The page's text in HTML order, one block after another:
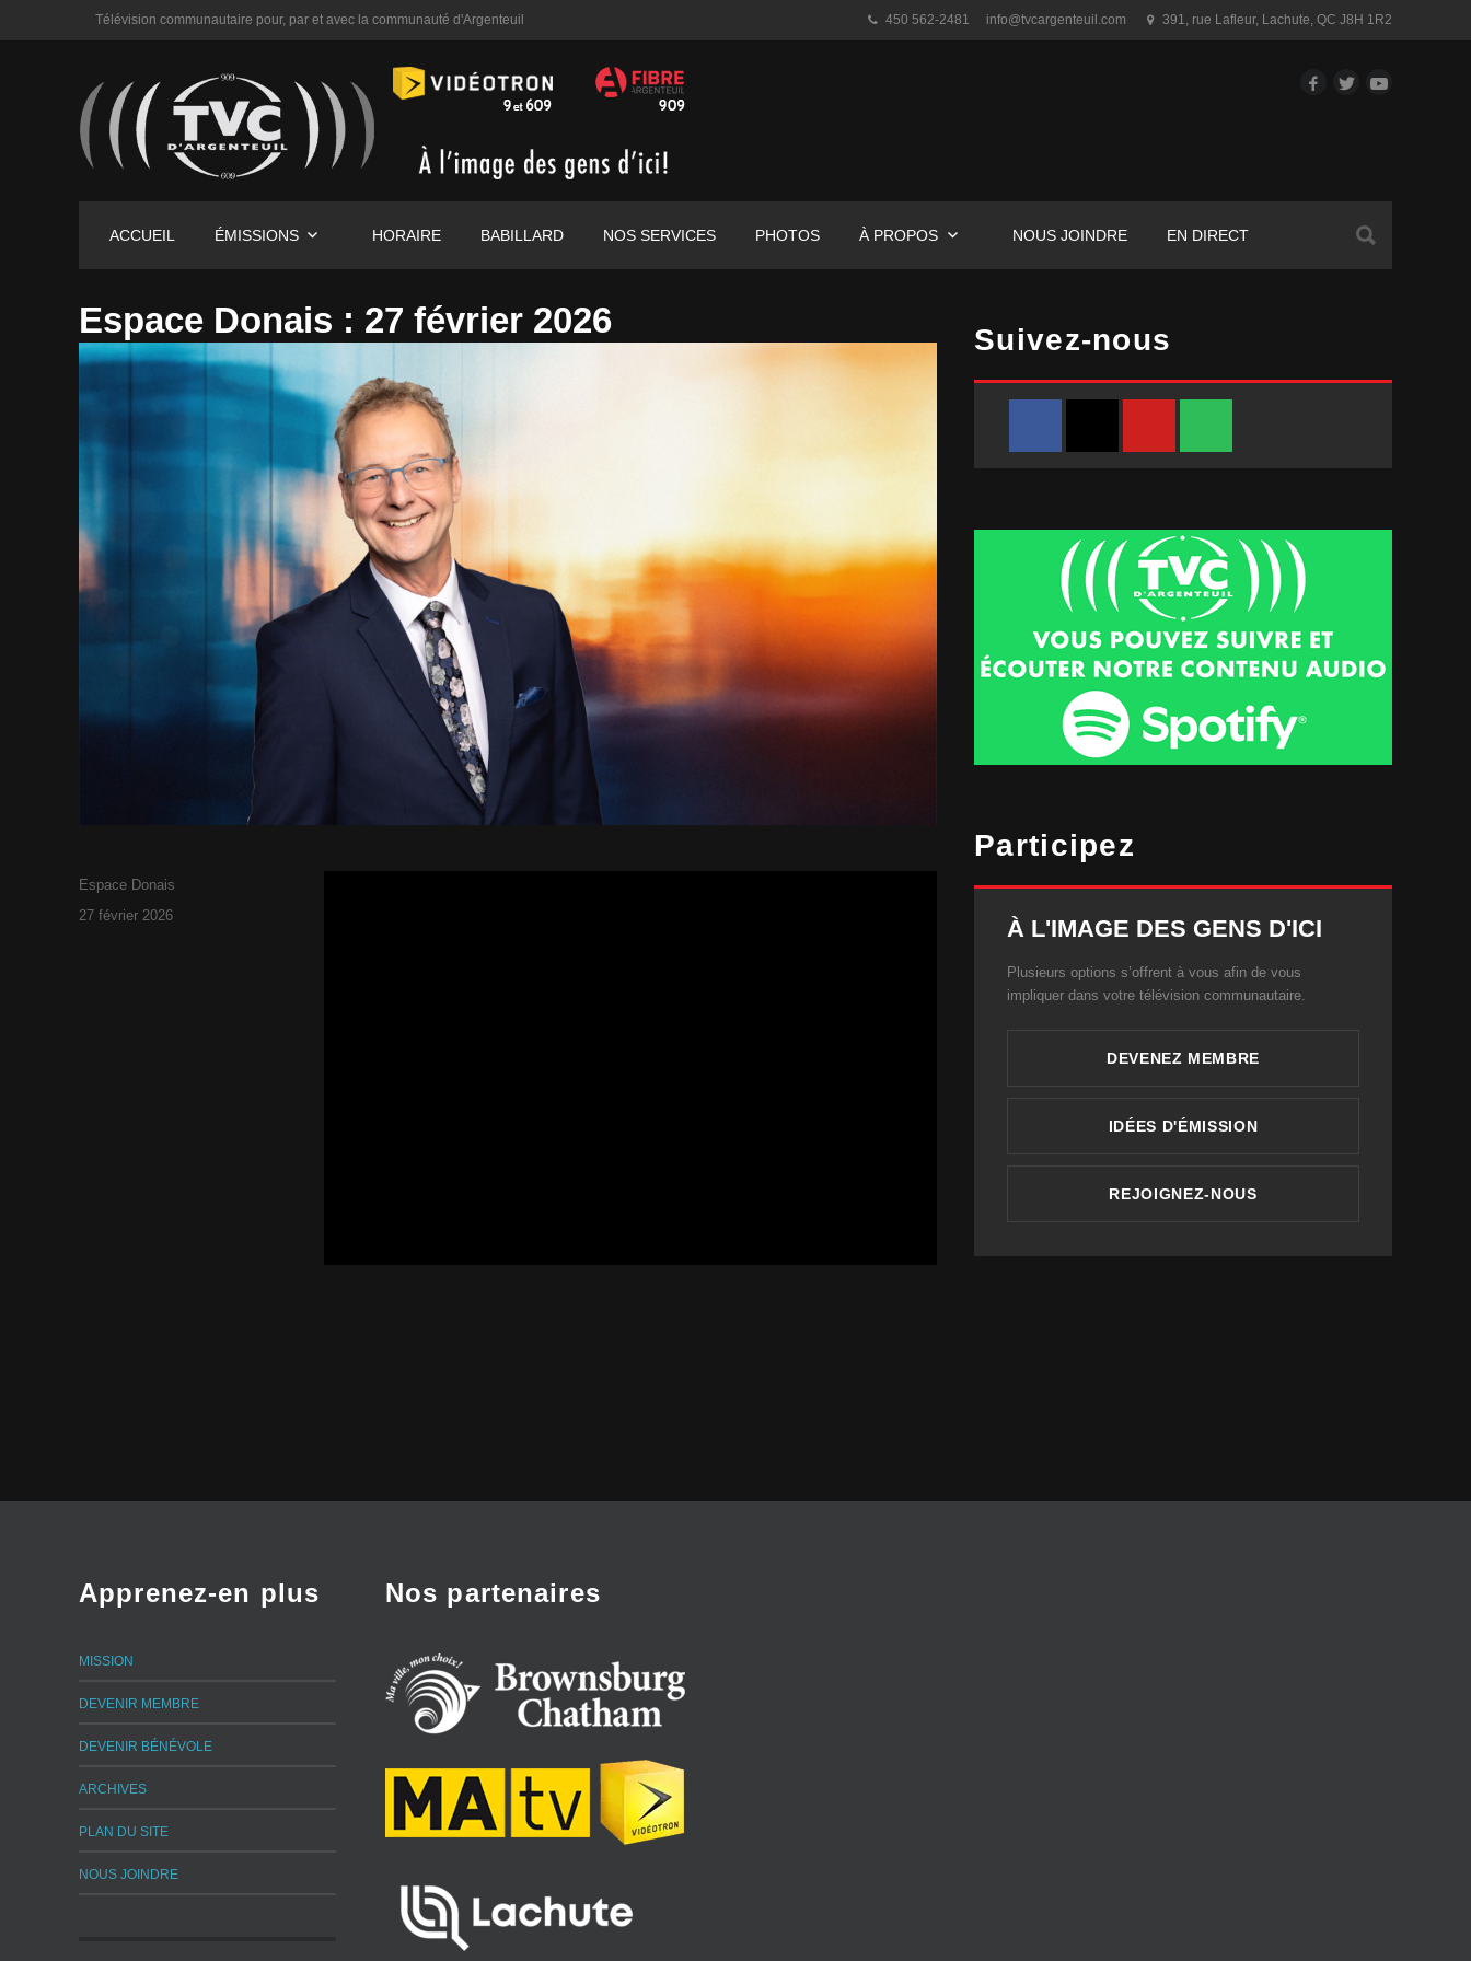
Télévision communautaire pour, par et avec la communauté d'Argenteuil 450 562-2481 info@tvcargenteuil.com 391, rue Lafleur, Lachute, QC J8H 1R2
Facebook
TwitterYouTube
ACCUEIL ÉMISSIONS HORAIRE BABILLARD NOS SERVICES PHOTOS À PROPOS NOUS JOINDRE EN DIRECT
Espace Donais : 27 février 2026
Espace Donais
Publié
27 février 2026
Suivez-nous
Participez
À L'IMAGE DES GENS D'ICI
Plusieurs options s’offrent à vous afin de vous
impliquer dans votre télévision communautaire.
DEVENEZ MEMBRE
IDÉES D'ÉMISSION
REJOIGNEZ-NOUS
Apprenez-en plus
MISSION
DEVENIR MEMBRE
DEVENIR BÉNÉVOLE
ARCHIVES
PLAN DU SITE
NOUS JOINDRE
Nos partenaires